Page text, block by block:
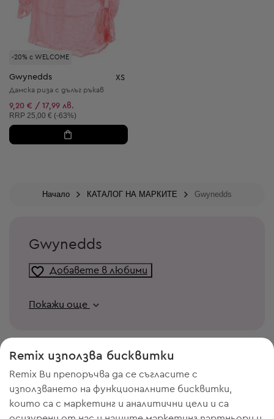
-20% с WELCOME
Gwynedds XS
Дамска риза с дълъг ръкав
9,20 € / 17,99 лв.
Препоръчителна цена:
RRP 25,00 € (-63%)
Начало КАТАЛОГ НА МАРКИТЕ Gwynedds
Gwynedds
Добавете в любими
Покажи още
Remix използва бисквитки
Remix Ви препоръчва да се съгласите с
използването на функционалните бисквитки,
които са с маркетинг и аналитични цели и са